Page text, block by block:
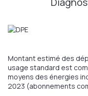
indépendants. La
besoins À l’étage, la
supplémentaires,
une impressionnante
atout exceptionnel
home cinéma, un
professionnel. Un
confort appréciable au
Montant estimé des
usage standard est
moyens des énergies
2023 (abonnements